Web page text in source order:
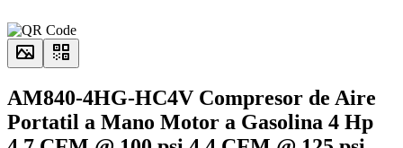
AM840-4HG-HC4V Compresor de Aire
Portatil a Mano Motor a Gasolina 4 Hp